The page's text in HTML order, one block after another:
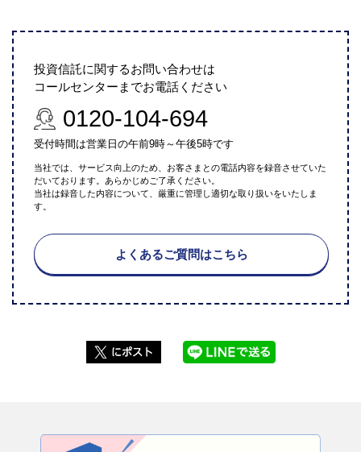
投資信託に関するお問い合わせは
コールセンターまでお電話ください
0120-104-694
受付時間は営業日の午前9時～午後5時です
当社では、サービス向上のため、お客さまとの電話内容を録音させていた
だいております。あらかじめご了承ください。
当社は録音した内容について、厳重に管理し適切な取り扱いをいたしま
す。
よくあるご質問はこちら